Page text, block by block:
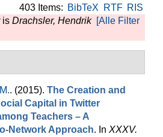
403 Items: BibTeX RTF RIS
is Drachsler, Hendrik [Alle Filter
. (2015). The Creation and
Capital in Twitter
Teachers – A
Network Approach. In XXXV.